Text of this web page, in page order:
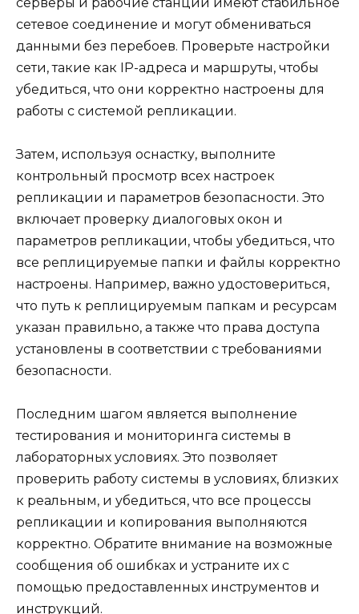
сетевое соединение и могут обмениваться
данными без перебоев. Проверьте настройки
сети, такие как IP-адреса и маршруты, чтобы
убедиться, что они корректно настроены для
работы с системой репликации.
Затем, используя оснастку, выполните
контрольный просмотр всех настроек
репликации и параметров безопасности. Это
включает проверку диалоговых окон и
параметров репликации, чтобы убедиться, что
все реплицируемые папки и файлы корректно
настроены. Например, важно удостовериться,
что путь к реплицируемым папкам и ресурсам
указан правильно, а также что права доступа
установлены в соответствии с требованиями
безопасности.
Последним шагом является выполнение
тестирования и мониторинга системы в
лабораторных условиях. Это позволяет
проверить работу системы в условиях, близких
к реальным, и убедиться, что все процессы
репликации и копирования выполняются
корректно. Обратите внимание на возможные
сообщения об ошибках и устраните их с
помощью предоставленных инструментов и
инструкций.